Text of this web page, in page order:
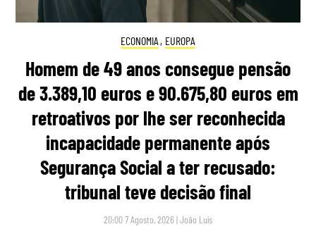
ECONOMIA , EUROPA
Homem de 49 anos consegue pensão
de 3.389,10 euros e 90.675,80 euros em
retroativos por lhe ser reconhecida
incapacidade permanente após
Segurança Social a ter recusado:
tribunal teve decisão final
20:00 7 Agosto, 2026 |João Luís